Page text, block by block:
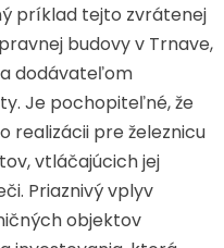
príklad tejto zvrátenej
budovy v Trnave,
dodávateľom
Je pochopiteľné, že
realizácii pre železnicu
vtláčajúcich jej
Priaznivý vplyv
objektov